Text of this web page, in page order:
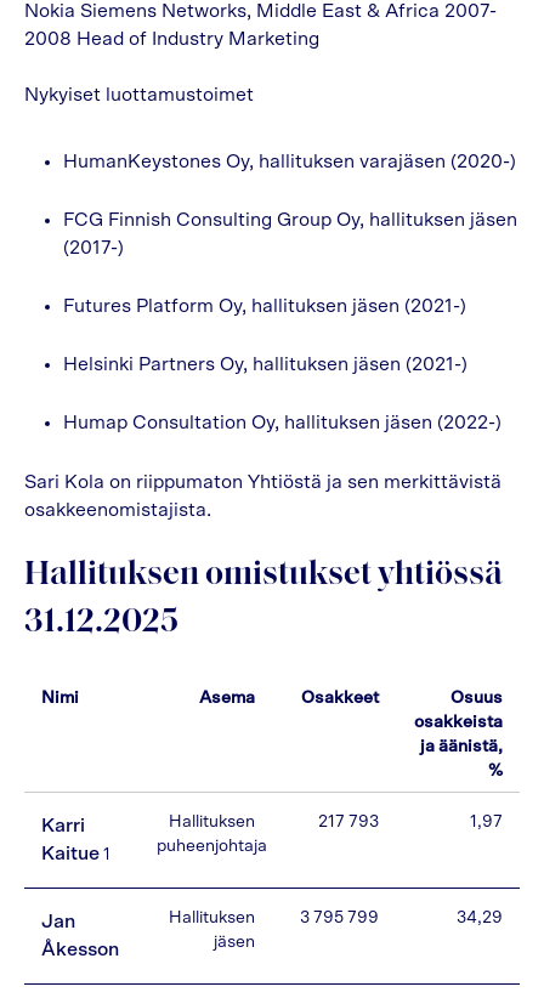
Nokia Siemens Networks, Middle East & Africa 2007-
2008 Head of Industry Marketing
Nykyiset luottamustoimet
HumanKeystones Oy, hallituksen varajäsen (2020-)
FCG Finnish Consulting Group Oy, hallituksen jäsen
(2017-)
Futures Platform Oy, hallituksen jäsen (2021-)
Helsinki Partners Oy, hallituksen jäsen (2021-)
Humap Consultation Oy, hallituksen jäsen (2022-)
Sari Kola on riippumaton Yhtiöstä ja sen merkittävistä
osakkeenomistajista.
Hallituksen omistukset yhtiössä
31.12.2025
Nimi Asema Osakkeet
Osuus
osakkeista
ja äänistä,
%
Karri
Kaitue 1
Hallituksen
puheenjohtaja
217 793 1,97
Jan
Åkesson
Hallituksen
jäsen
3 795 799 34,29